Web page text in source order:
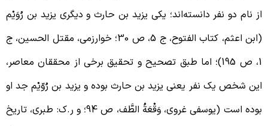
نام دو نفر دانسته‌اند؛ یکی یزید بن حارث و دیگری یزید بن رُوَیْم
(ابن اعثم، کتاب الفتوح، ج 5، ص 30؛ خوارزمی، مقتل الحسین، ج
1، ص 195)؛ اما طبق تصحیح و تحقیق برخی از محققان معاصر،
شخص یک نفر یعنی یزید بن حارث بوده و یزید بن رُوّیْم جد او
بوده است (یوسفی غروی، وَقْعَةُ الطَّف، ص 94؛ و ر.ک: طبری، تاریخ